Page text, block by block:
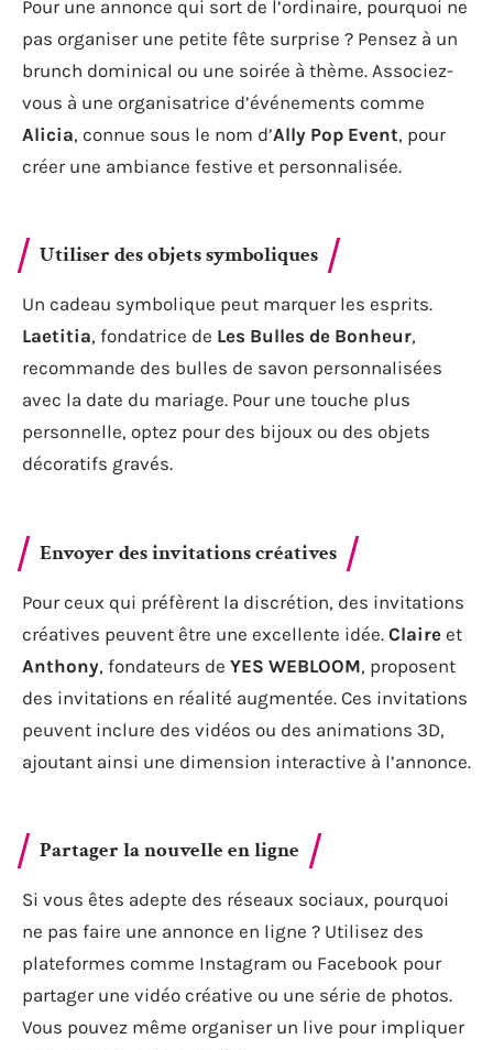
Pour une annonce qui sort de l’ordinaire, pourquoi ne
pas organiser une petite fête surprise ? Pensez à un
brunch dominical ou une soirée à thème. Associez-
vous à une organisatrice d’événements comme
Alicia, connue sous le nom d’Ally Pop Event, pour
créer une ambiance festive et personnalisée.
Utiliser des objets symboliques
Un cadeau symbolique peut marquer les esprits.
Laetitia, fondatrice de Les Bulles de Bonheur,
recommande des bulles de savon personnalisées
avec la date du mariage. Pour une touche plus
personnelle, optez pour des bijoux ou des objets
décoratifs gravés.
Envoyer des invitations créatives
Pour ceux qui préfèrent la discrétion, des invitations
créatives peuvent être une excellente idée. Claire et
Anthony, fondateurs de YES WEBLOOM, proposent
des invitations en réalité augmentée. Ces invitations
peuvent inclure des vidéos ou des animations 3D,
ajoutant ainsi une dimension interactive à l’annonce.
Partager la nouvelle en ligne
Si vous êtes adepte des réseaux sociaux, pourquoi
ne pas faire une annonce en ligne ? Utilisez des
plateformes comme Instagram ou Facebook pour
partager une vidéo créative ou une série de photos.
Vous pouvez même organiser un live pour impliquer